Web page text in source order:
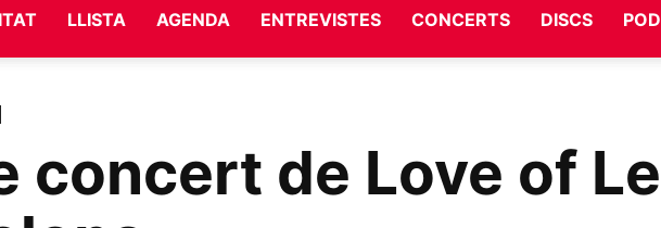
Fila
LLISTA AGENDA ENTREVISTES CONCERTS DISCS
concert de Love of